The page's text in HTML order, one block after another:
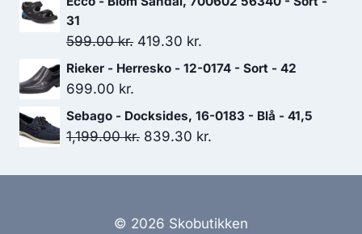
31
599.00kr. Den
oprindelige
599.00 kr..
419.30 kr.
aktuelle
Rieker - Herresko - 12-0174 - Sort - 42
699.00 kr.
Sebago - Docksides, 16-0183 - Blå - 41,5
1,199.00kr. Den
pris
1,199.00 kr..
839.30 kr.
pris
839.30 kr..
© 2026 Skobutikken